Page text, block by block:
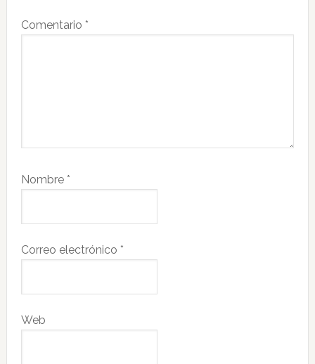
Comentario *
Nombre *
Correo electrónico *
Web